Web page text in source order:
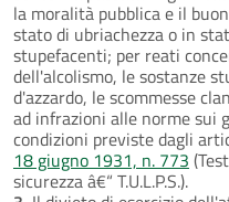
la moralità pubblica e il
stato di ubriachezza o in
stupefacenti; per reati
dell'alcolismo, le sostanze
d'azzardo, le scommesse
ad infrazioni alle norme sui
condizioni previste dagli
18 giugno 1931, n. 773
sicurezza â€“ T.U.L.P.S.).